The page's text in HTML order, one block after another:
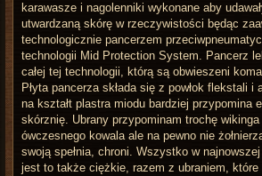
karawasze i nagolenniki wykonane aby
utwardzaną skórę w rzeczywistości będąc
technologicznie pancerzem
technologii Mid Protection System. Pancerz
całej tej technologii, którą są obwieszeni
Płyta pancerza składa się z powłok flekstali i
na kształt plastra miodu bardziej przypomina
skórznię. Ubrany przypominam trochę
ówczesnego kowala ale na pewno nie
swoją spełnia, chroni. Wszystko w
jest to także ciężkie, razem z ubraniem,